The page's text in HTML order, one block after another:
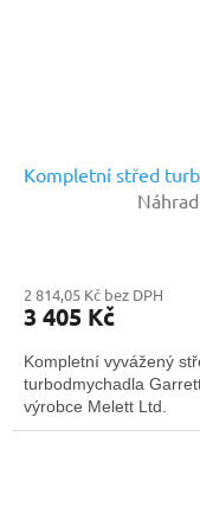
Kompletní střed
2 814,05 Kč bez DPH
3 405 Kč
Kompletní vyvážený
turbodmychadla
výrobce Melett Ltd.